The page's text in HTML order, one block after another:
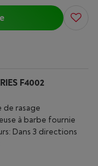
F4002
de rasage
à barbe fournie
Dans 3 directions